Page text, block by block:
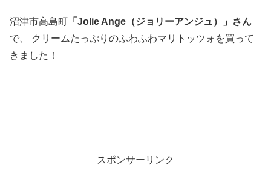
沼津市高島町 「Jolie Ange（ジョリーアンジュ）」さん
で、 クリームたっぷりのふわふわマリトッツォを買って
きました！
スポンサーリンク